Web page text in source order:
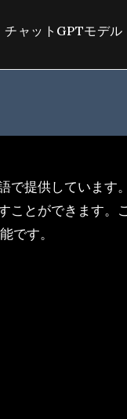
チャットGPTモデル
で提供しています
ことができます。
です。